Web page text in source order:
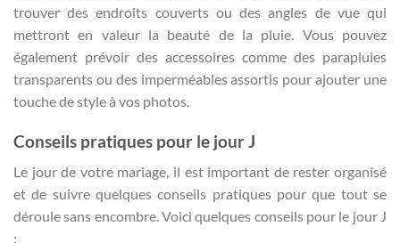
trouver des endroits couverts ou des angles de vue qui
mettront en valeur la beauté de la pluie. Vous pouvez
également prévoir des accessoires comme des parapluies
transparents ou des imperméables assortis pour ajouter une
touche de style à vos photos.
Conseils pratiques pour le jour J
Le jour de votre mariage, il est important de rester organisé
et de suivre quelques conseils pratiques pour que tout se
déroule sans encombre. Voici quelques conseils pour le jour J
: